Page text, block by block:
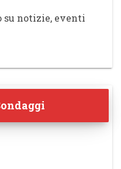
su notizie, eventi